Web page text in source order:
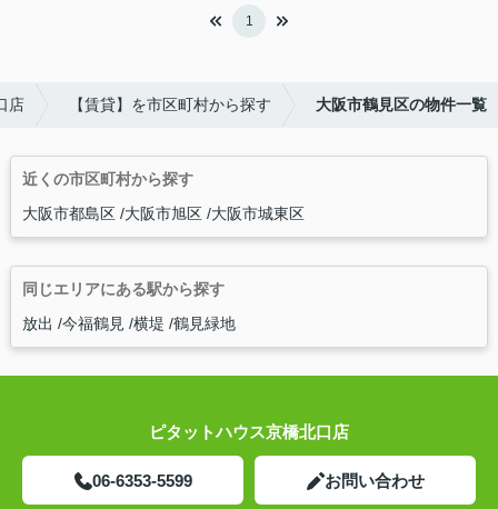
1
店 【賃貸】を市区町村から探す 大阪市鶴見区の物件一覧
近くの市区町村から探す
大阪市都島区 大阪市旭区 大阪市城東区
同じエリアにある駅から探す
放出
今福鶴見 横堤 鶴見緑地
ピタットハウス京橋北口店
06-6353-5599 お問い合わせ